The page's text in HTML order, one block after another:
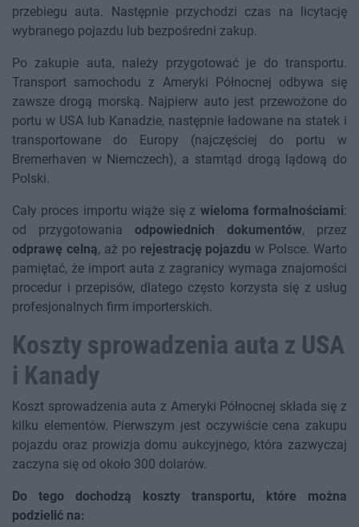
przebiegu auta. Następnie przychodzi czas na licytację
wybranego pojazdu lub bezpośredni zakup.
Po zakupie auta, należy przygotować je do transportu.
Transport samochodu z Ameryki Północnej odbywa się
zawsze drogą morską. Najpierw auto jest przewożone do
portu w USA lub Kanadzie, następnie ładowane na statek i
transportowane do Europy (najczęściej do portu w
Bremerhaven w Niemczech), a stamtąd drogą lądową do
Polski.
Cały proces importu wiąże się z wieloma formalnościami:
od przygotowania odpowiednich dokumentów, przez
odprawę celną, aż po rejestrację pojazdu w Polsce. Warto
pamiętać, że import auta z zagranicy wymaga znajomości
procedur i przepisów, dlatego często korzysta się z usług
profesjonalnych firm importerskich.
Koszty sprowadzenia auta z USA
i Kanady
Koszt sprowadzenia auta z Ameryki Północnej składa się z
kilku elementów. Pierwszym jest oczywiście cena zakupu
pojazdu oraz prowizja domu aukcyjnego, która zazwyczaj
zaczyna się od około 300 dolarów.
Do tego dochodzą koszty transportu, które można
podzielić na: